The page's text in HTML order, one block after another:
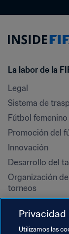
La labor de la
Legal
Sistema de
Fútbol femenino
Promoción del
Innovación
Desarrollo del
Organización
torneos
Derechos
contra la
Privacidad
Utilizamos las